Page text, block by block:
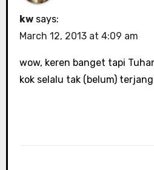
kw says:
March 12, 2013 at 4:09 am
wow, keren banget tapi
kok selalu tak (belum)